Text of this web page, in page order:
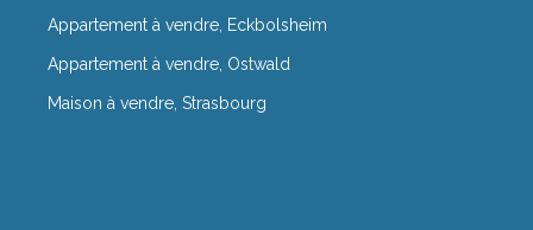
Appartement à vendre, Eckbolsheim
Appartement à vendre, Ostwald
Maison à vendre, Strasbourg